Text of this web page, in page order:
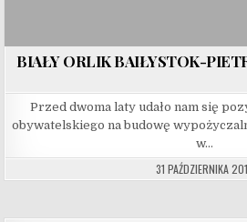
BIAŁY ORLIK BAIŁYSTOK-
Przed dwoma laty udało nam się
obywatelskiego na budowę
w…
31 PAŹDZIERNIKA